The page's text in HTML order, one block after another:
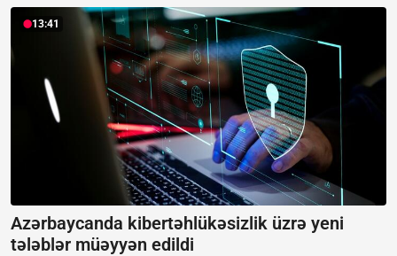
13:41
Azərbaycanda kibertəhlükəsizlik üzrə yeni
tələblər müəyyən edildi